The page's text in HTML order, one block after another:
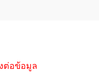
ต่อข้อมูล